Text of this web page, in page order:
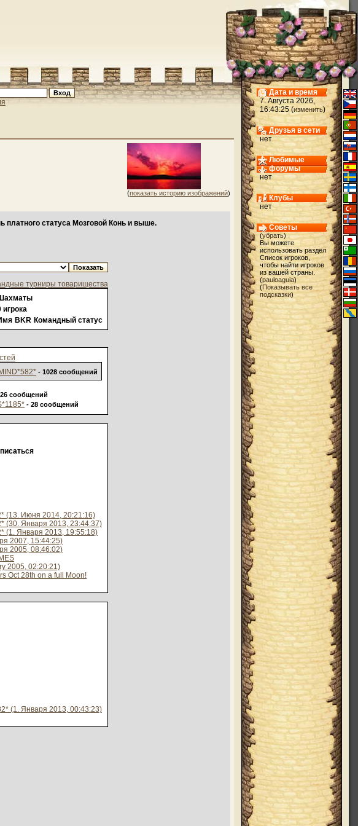
(показать историю изображений)
платного статуса Мозговой Конь и выше.
турниры товарищества
игрока
BKR Командный статус
- 1028 сообщений
сообщений
- 28 сообщений
(13. Июня 2014, 20:21:16)
(30. Января 2013, 23:44:37)
(1. Января 2013, 19:55:18)
2007, 15:44:25)
2005, 08:46:02)
2005, 02:20:21)
Oct 28th on a full Moon!
(1. Января 2013, 00:43:23)
Дата и время
7. Августа 2026,
16:43:25 (изменить)
Друзья в сети
нет
Любимые
форумы
нет
Клубы
нет
Советы
(убрать)
Вы можете
использовать раздел
Список игроков,
чтобы найти игроков
из вашей страны.
(pauloaguia)
(Показывать все
подсказки)